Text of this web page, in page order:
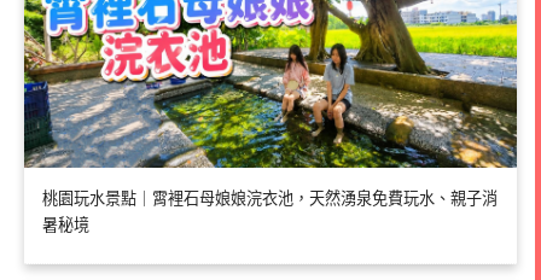
桃園玩水景點｜霄裡石母娘娘浣衣池，天然湧泉免費玩水、親子消
暑秘境